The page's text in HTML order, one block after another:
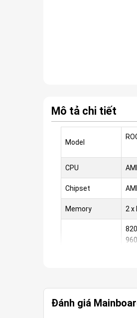
Mô tả chi tiết
Model
CPU
Chipset
Memory 2 x
Đánh giá